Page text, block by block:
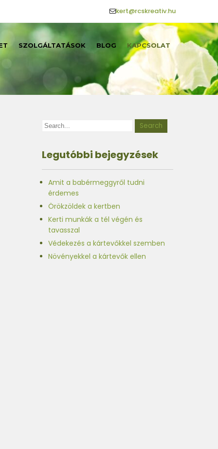
kert@rcskreativ.hu
SZOLGÁLTATÁSOK BLOG KAPCSOLAT
Legutóbbi bejegyzések
Amit a babérmeggyről tudni
érdemes
Örökzöldek a kertben
Kerti munkák a tél végén és
tavasszal
Védekezés a kártevőkkel szemben
Növényekkel a kártevők ellen